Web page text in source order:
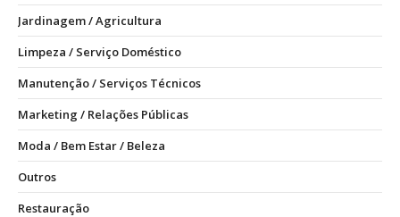
Jardinagem / Agricultura
Limpeza / Serviço Doméstico
Manutenção / Serviços Técnicos
Marketing / Relações Públicas
Moda / Bem Estar / Beleza
Outros
Restauração